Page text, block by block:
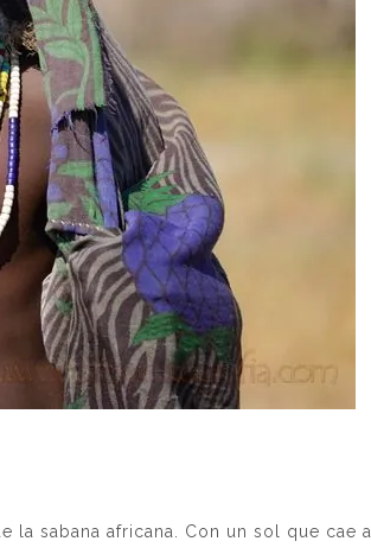
sabana africana. Con un sol que cae a